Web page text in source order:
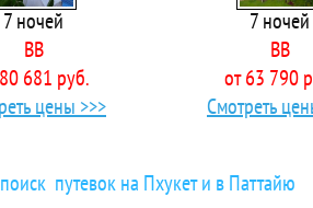
7 ночей
BB
681 руб.
цены >>>
7 ночей
BB
от 63 790
Смотреть
путевок на Пхукет и в Паттайю